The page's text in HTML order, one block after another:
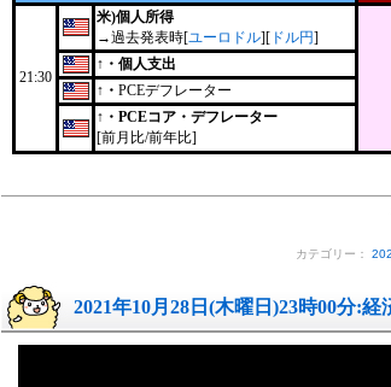
21:30
米)個人所得
→過去発表時[ユーロドル][ ドル円]
↑・個人支出
↑・ PCEデフレーター
↑・PCEコア・デフレーター
[前月比/前年比]
カテゴリー：
2021年10月28日(木曜日)23時00分: